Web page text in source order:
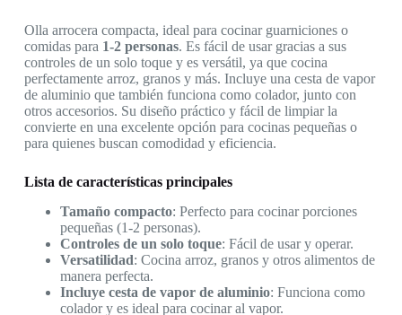
Olla arrocera compacta, ideal para cocinar guarniciones o
comidas para 1-2 personas. Es fácil de usar gracias a sus
controles de un solo toque y es versátil, ya que cocina
perfectamente arroz, granos y más. Incluye una cesta de vapor
de aluminio que también funciona como colador, junto con
otros accesorios. Su diseño práctico y fácil de limpiar la
convierte en una excelente opción para cocinas pequeñas o
para quienes buscan comodidad y eficiencia.
Lista de características principales
Tamaño compacto: Perfecto para cocinar porciones
pequeñas (1-2 personas).
Controles de un solo toque: Fácil de usar y operar.
Versatilidad: Cocina arroz, granos y otros alimentos de
manera perfecta.
Incluye cesta de vapor de aluminio: Funciona como
colador y es ideal para cocinar al vapor.